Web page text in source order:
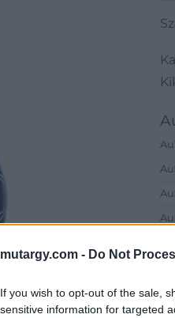
mutargy.com - Do Not
If you wish to opt-out of the sale,
sensitive information for targeted